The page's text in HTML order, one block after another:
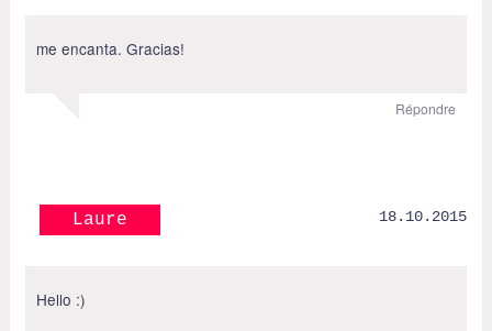
me encanta. Gracias!
Répondre
Laure 18.10.2015
Hello :)